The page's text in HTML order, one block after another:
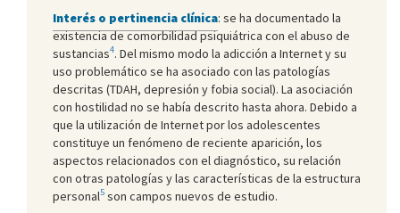
Interés o pertinencia clínica: se ha documentado la
existencia de comorbilidad psiquiátrica con el abuso de
sustancias4. Del mismo modo la adicción a Internet y su
uso problemático se ha asociado con las patologías
descritas (TDAH, depresión y fobia social). La asociación
con hostilidad no se había descrito hasta ahora. Debido a
que la utilización de Internet por los adolescentes
constituye un fenómeno de reciente aparición, los
aspectos relacionados con el diagnóstico, su relación
con otras patologías y las características de la estructura
personal5 son campos nuevos de estudio.